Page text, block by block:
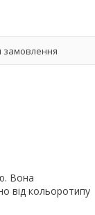
замовлення
Вона
від кольоротипу